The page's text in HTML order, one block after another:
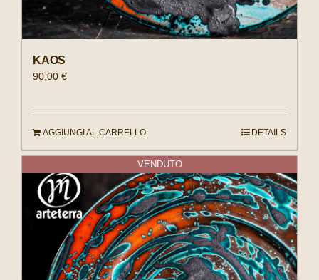
KAOS
90,00 €
AGGIUNGI AL CARRELLO DETAILS
VENDUTO